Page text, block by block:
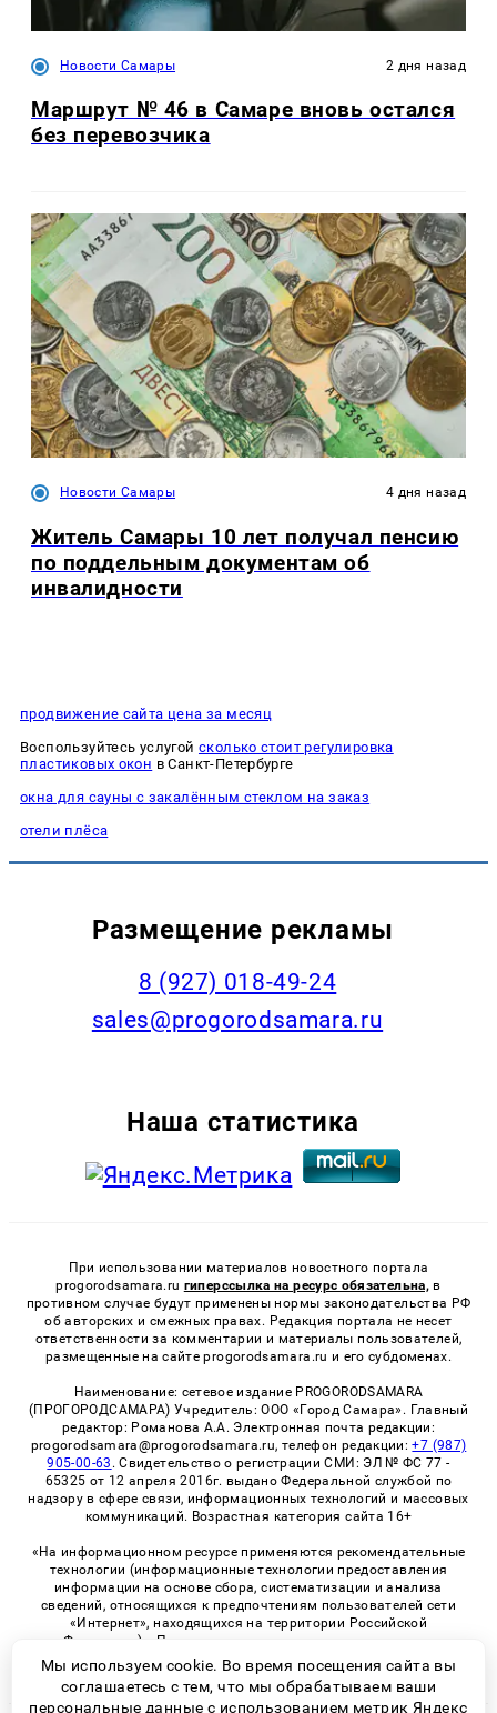
Новости Самары 2 дня назад
Маршрут № 46 в Самаре вновь остался
без перевозчика
Новости Самары 4 дня назад
Житель Самары 10 лет получал пенсию
по поддельным документам об
инвалидности
продвижение сайта цена за месяц
Воспользуйтесь услугой сколько стоит регулировка
пластиковых окон в Санкт-Петербурге
окна для сауны с закалённым стеклом на заказ
отели плёса
Размещение рекламы
8 (927) 018-49-24
sales@progorodsamara.ru
Наша статистика
При использовании материалов новостного портала
progorodsamara.ru гиперссылка на ресурс обязательна, в
противном случае будут применены нормы законодательства РФ
об авторских и смежных правах. Редакция портала не несет
ответственности за комментарии и материалы пользователей,
размещенные на сайте progorodsamara.ru и его субдоменах.
Наименование: сетевое издание PROGORODSAMARA
(ПРОГОРОДСАМАРА) Учредитель: ООО «Город Самара». Главный
редактор: Романова А.А. Электронная почта редакции:
progorodsamara@progorodsamara.ru, телефон редакции:+7 (987)
905-00-63 . Свидетельство о регистрации СМИ: ЭЛ № ФС 77 -
65325 от 12 апреля 2016г. выдано Федеральной службой по
надзору в сфере связи, информационных технологий и массовых
коммуникаций. Возрастная категория сайта 16+
«На информационном ресурсе применяются рекомендательные
технологии (информационные технологии предоставления
информации на основе сбора, систематизации и анализа
сведений, относящихся к предпочтениям пользователей сети
«Интернет», находящихся на территории Российской
Федерации)». Правила применения рекомендательных
технологий в виджетах рекламно-обменной сети
«СМИ2» (PDF)
Мы используем cookie. Во время посещения сайта вы
соглашаетесь с тем, что мы обрабатываем ваши
персональные данные с использованием метрик Яндекс